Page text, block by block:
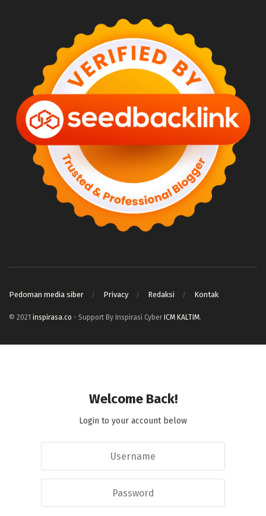
Pedoman media siber Privacy Redaksi Kontak
© 2021 inspirasa.co - Support By Inspirasi Cyber ICM KALTIM.
Welcome Back!
Login to your account below